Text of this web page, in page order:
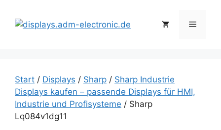
Inhalt
springen
Menü
Start / Displays / Sharp / Sharp Industrie
Displays kaufen – passende Displays für HMI,
Industrie und Profisysteme / Sharp
Lq084v1dg11